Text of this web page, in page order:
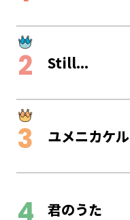
Still...
ユメニカケル
君のうた